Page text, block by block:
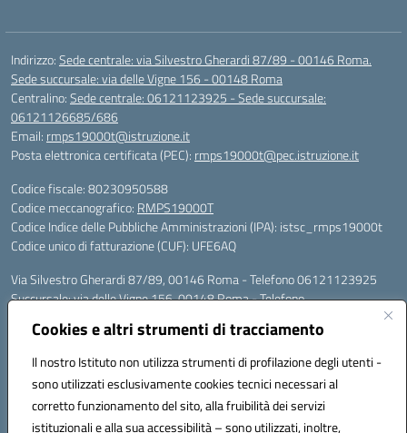
Cookies e altri strumenti di tracciamento
Il nostro Istituto non utilizza strumenti di profilazione degli utenti -
sono utilizzati esclusivamente cookies tecnici necessari al
corretto funzionamento del sito, alla fruibilità dei servizi
istituzionali e alla sua accessibilità – sono utilizzati, inoltre,
Indirizzo:Sede centrale: via Silvestro Gherardi 87/89 - 00146 Roma.
Sede succursale: via delle Vigne 156 - 00148 Roma
Centralino:Sede centrale: 06121123925 - Sede succursale:
06121126685/686
Email: rmps19000t@istruzione.it
Posta elettronica certificata (PEC): rmps19000t@pec.istruzione.it
Codice fiscale: 80230950588
Codice meccanografico: RMPS19000T
Codice Indice delle Pubbliche Amministrazioni (IPA): istsc_rmps19000t
Codice unico di fatturazione (CUF): UFE6AQ
Via Silvestro Gherardi 87/89, 00146 Roma - Telefono 06121123925
Succursale: via delle Vigne 156, 00148 Roma - Telefono
Mail: rmps19000t@istruzione.it - PEC: rmps19000t@pec.istruzione.it
Per contatti con il Dirigente Scolastico, utilizzare esclusivamente
Codice univoco ufficio: UFE6AQ
Codice meccanografico: RMPS19000T